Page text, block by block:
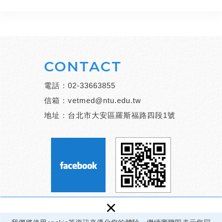
×
CONTACT
電話： 02-33663855
信箱： vetmed@ntu.edu.tw
地址：台北市大安區羅斯福路四段1號